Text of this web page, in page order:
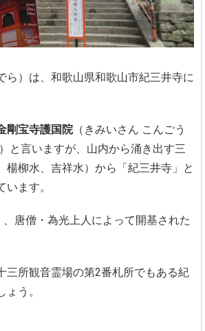
ら）は、和歌山県和歌山市紀三井寺に
剛宝寺護国院（きみいさん こんごう
と言いますが、山内から涌き出す三
楊柳水、吉祥水）から「紀三井寺」と
ます。
唐僧・為光上人によって開基された
三所観音霊場の第2番札所でもある紀
う。